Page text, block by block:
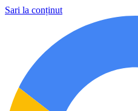
Sari la conținut